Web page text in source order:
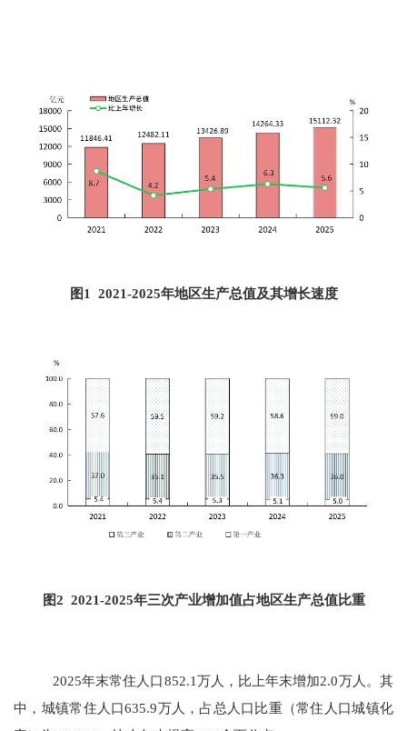
图1 2021-2025年地区生产总值及其增长速度
图2 2021-2025年三次产业增加值占地区生产总值比重
2025年末常住人口852.1万人，比上年末增加2.0万人。其
中，城镇常住人口635.9万人，占总人口比重（常住人口城镇化